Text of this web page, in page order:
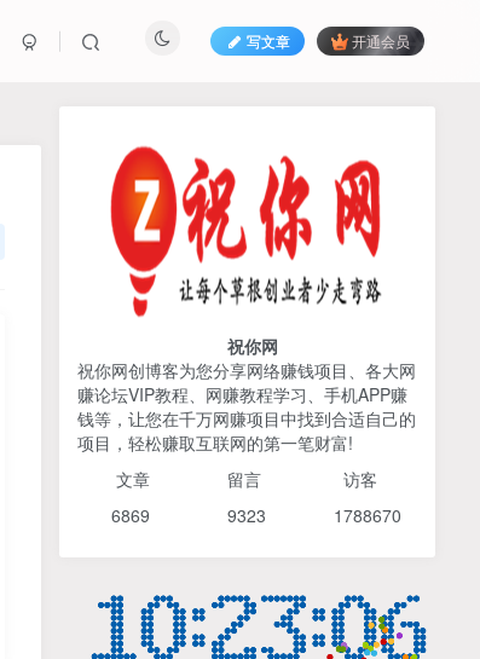
写文章 开通会员
425人已阅读
AI编程出海实战课：10分钟速建AI网站
+支付登陆对接，掌握出海全流程
TOP1
2026姜胡说流量&商业设
计，把流量转化为留量，设
计自己的商业模式
6个月前 425人已阅读
TOP2
货，以混剪为主，不需要真
小红书笔记带货课，流量电
商新机会，抓住小红书的流
量红利(更新26年2月)
5个月前 419人已阅读
TOP4
祝你网
祝你网创博客为您分享网络赚钱项目、各大网
赚论坛VIP教程、网赚教程学习、手机APP赚
钱等，让您在千万网赚项目中找到合适自己的
项目，轻松赚取互联网的第一笔财富!
文章 留言 访客
6869 9323 1788670